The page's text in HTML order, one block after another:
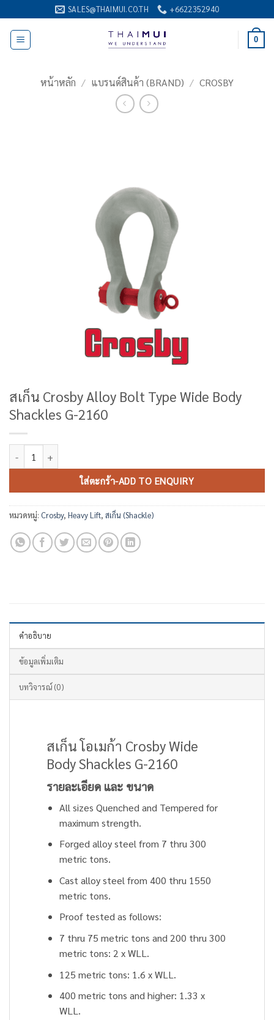
ไป
เนื้อหา
SALES@THAIMUI.CO.TH +6622352940
0
หน้าหลัก / แบรนด์สินค้า (BRAND) / CROSBY
สเก็น Crosby Alloy Bolt Type Wide Body
Shackles G-2160
ใส่ตะกร้า-ADD TO ENQUIRY
หมวดหมู่: Crosby, Heavy Lift, สเก็น (Shackle)
คำอธิบาย
ข้อมูลเพิ่มเติม
บทวิจารณ์ (0)
สเก็น โอเมก้า Crosby Wide
Body Shackles G-2160
รายละเอียด และ ขนาด
All sizes Quenched and Tempered for
maximum strength.
Forged alloy steel from 7 thru 300
metric tons.
Cast alloy steel from 400 thru 1550
metric tons.
Proof tested as follows:
7 thru 75 metric tons and 200 thru 300
metric tons: 2 x WLL.
125 metric tons: 1.6 x WLL.
400 metric tons and higher: 1.33 x
WLL.